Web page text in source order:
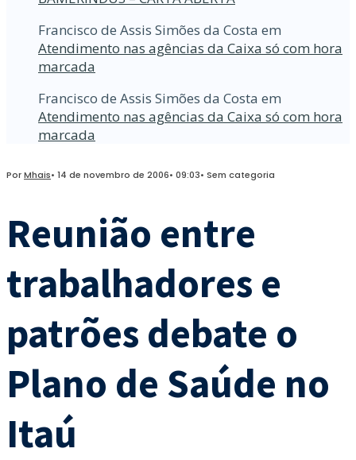
Francisco de Assis Simões da Costa em
Atendimento nas agências da Caixa só com hora
marcada
Francisco de Assis Simões da Costa em
Atendimento nas agências da Caixa só com hora
marcada
PorMhais• 14 de novembro de 2006• 09:03• Sem categoria
Reunião entre
trabalhadores e
patrões debate o
Plano de Saúde no
Itaú